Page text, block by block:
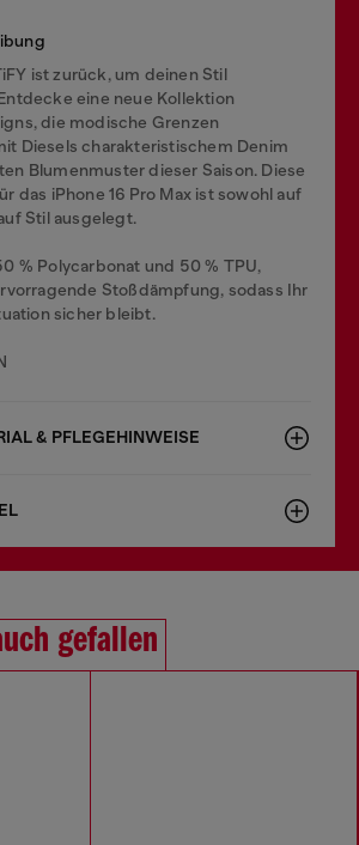
ist zurück, um deinen Stil
eine neue Kollektion
die modische Grenzen
Diesels charakteristischem Denim
Blumenmuster dieser Saison. Diese
das iPhone 16 Pro Max ist sowohl auf
Stil ausgelegt.
% Polycarbonat und 50 % TPU,
Stoßdämpfung, sodass Ihr
sicher bleibt.
& PFLEGEHINWEISE
gefallen